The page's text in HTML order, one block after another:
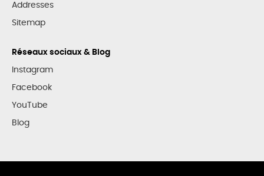
Addresses
Sitemap
Réseaux sociaux & Blog
Instagram
Facebook
YouTube
Blog